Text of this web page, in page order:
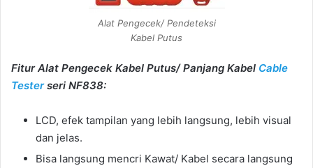
Alat Pengecek/ Pendeteksi
Kabel Putus
Fitur Alat Pengecek Kabel Putus/ Panjang Kabel Cable
Testerseri NF838:
LCD, efek tampilan yang lebih langsung, lebih visual
dan jelas.
Bisa langsung mencri Kawat/ Kabel secara langsung